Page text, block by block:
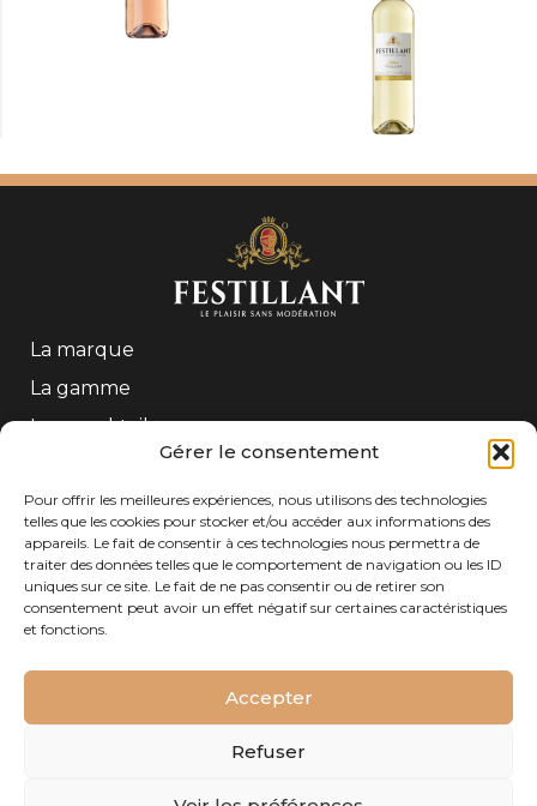
Gérer le consentement
Pour offrir les meilleures expériences, nous utilisons des technologies
telles que les cookies pour stocker et/ou accéder aux informations des
appareils. Le fait de consentir à ces technologies nous permettra de
traiter des données telles que le comportement de navigation ou les ID
uniques sur ce site. Le fait de ne pas consentir ou de retirer son
consentement peut avoir un effet négatif sur certaines caractéristiques
et fonctions.
Accepter
Refuser
La marque
La gamme
Les mocktails
CONTACT
Tél : +33 (0)5 56 61 54 54
Adresse : Freixenet Gratien SAS – 208 Quai de
Paludate – 33800 Bordeaux– FRANCE
© Copyright 2026 Festillant |